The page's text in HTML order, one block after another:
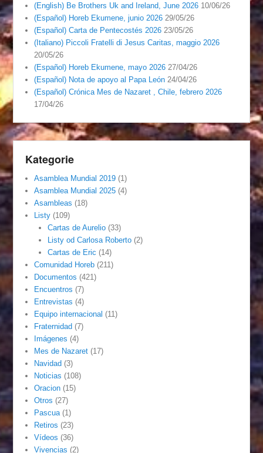
(English) Be Brothers Uk and Ireland, June 2026 10/06/26
(Español) Horeb Ekumene, junio 2026 29/05/26
(Español) Carta de Pentecostés 2026 23/05/26
(Italiano) Piccoli Fratelli di Jesus Caritas, maggio 2026
20/05/26
(Español) Horeb Ekumene, mayo 2026 27/04/26
(Español) Nota de apoyo al Papa León 24/04/26
(Español) Crónica Mes de Nazaret , Chile, febrero 2026
17/04/26
Kategorie
Asamblea Mundial 2019 (1)
Asamblea Mundial 2025 (4)
Asambleas (18)
Listy (109)
Cartas de Aurelio(33)
Listy od Carlosa Roberto(2)
Cartas de Eric (14)
Comunidad Horeb (211)
Documentos (421)
Encuentros (7)
Entrevistas (4)
Equipo internacional (11)
Fraternidad (7)
Imágenes (4)
Mes de Nazaret (17)
Navidad (3)
Noticias (108)
Oracion (15)
Otros (27)
Pascua (1)
Retiros (23)
Vídeos (36)
Vivencias (2)